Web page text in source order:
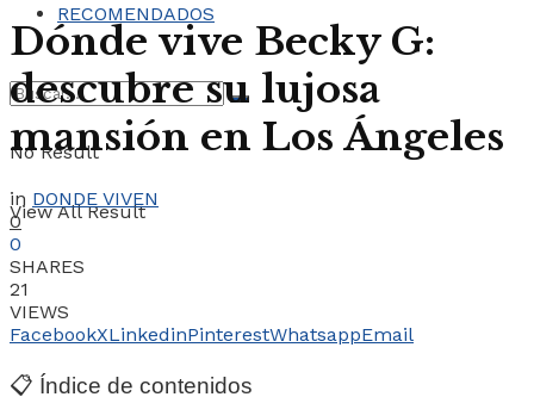
RECOMENDADOS
No Result
View All Result
Dónde vive Becky G:
descubre su lujosa
mansión en Los Ángeles
in DONDE VIVEN
0
0
SHARES
21
VIEWS
FacebookXLinkedinPinterestWhatsappEmail
📋 Índice de contenidos